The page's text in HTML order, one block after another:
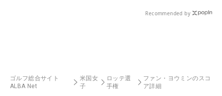
Recommended by
ゴルフ総合サイト
ALBA Net
米国女
子
ロッテ選
手権
ファン・ヨウミンのスコ
ア詳細